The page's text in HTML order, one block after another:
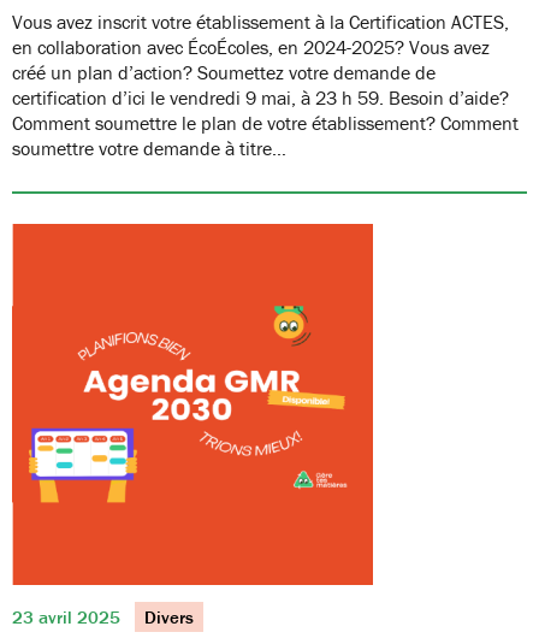
Vous avez inscrit votre établissement à la Certification ACTES,
en collaboration avec ÉcoÉcoles, en 2024-2025? Vous avez
créé un plan d’action? Soumettez votre demande de
certification d’ici le vendredi 9 mai, à 23 h 59. Besoin d’aide?
Comment soumettre le plan de votre établissement? Comment
soumettre votre demande à titre…
23 avril 2025 Divers